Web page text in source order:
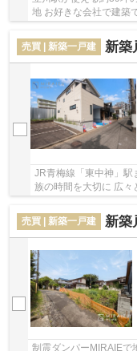
地 お好きな会社で建築
売買 | 新築一戸建
新築
JR青梅線「東中神」駅
族の時間を大切に 広々
売買 | 新築一戸建
新築
制震ダンパーMIRAIEで